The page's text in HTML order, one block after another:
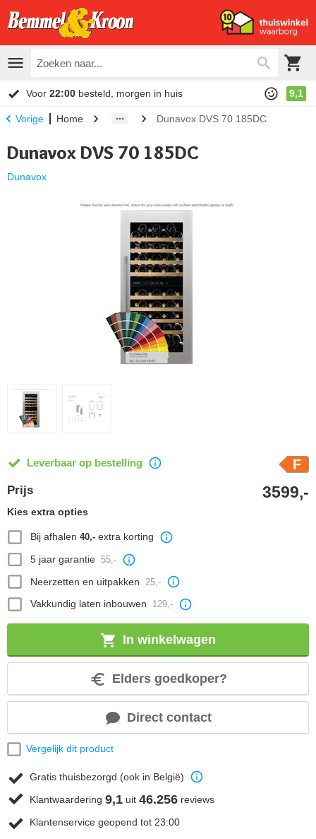
Voor 22:00 besteld, morgen in huis 9,1
Vorige Home Dunavox DVS 70 185DC
Dunavox DVS 70 185DC
Dunavox
Leverbaar op bestelling F
Prijs 3599,-
Kies extra opties
Bij afhalen 40,-extra korting
5 jaar garantie 55,-
Neerzetten en uitpakken 25,-
Vakkundig laten inbouwen 129,-
In winkelwagen
Elders goedkoper?
Direct contact
Vergelijk dit product
Gratis thuisbezorgd (ook in België)
Klantwaardering 9,1 uit 46.256 reviews
Klantenservice geopend tot 23:00